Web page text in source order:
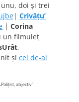
unu, doi şi trei
| Crivăţu’
| Corina
un filmuleţ
,
şi cel de-al
abjectiv”